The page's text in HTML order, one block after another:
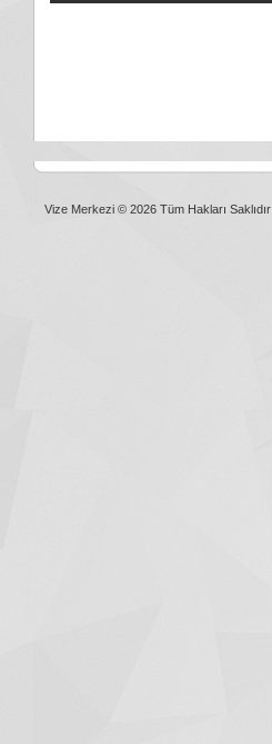
Vize Merkezi © 2026 Tüm Hakları Saklıdır